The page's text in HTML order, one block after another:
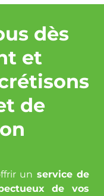
dès
et
de
un service de
de vos